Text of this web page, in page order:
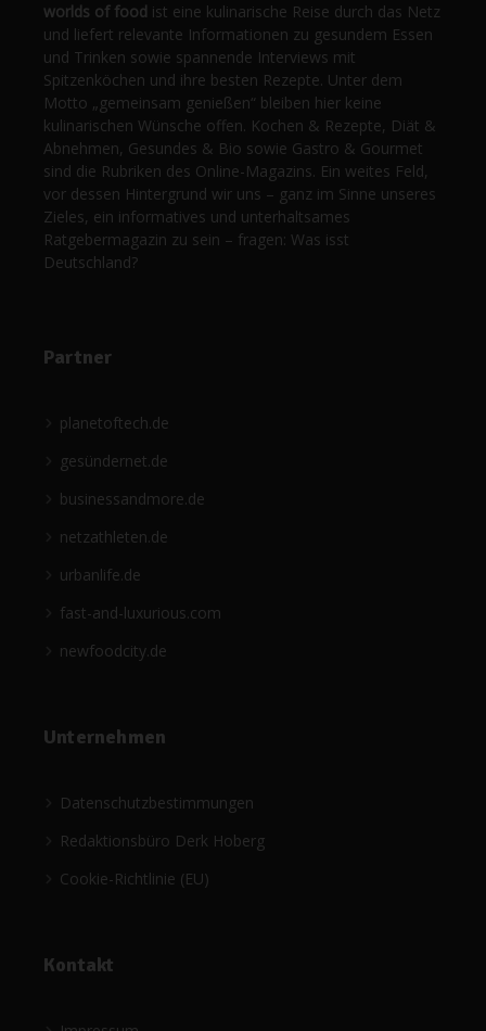
worlds of food ist eine kulinarische Reise durch das Netz
und liefert relevante Informationen zu gesundem Essen
und Trinken sowie spannende Interviews mit
Spitzenköchen und ihre besten Rezepte. Unter dem
Motto „gemeinsam genießen“ bleiben hier keine
kulinarischen Wünsche offen. Kochen & Rezepte, Diät &
Abnehmen, Gesundes & Bio sowie Gastro & Gourmet
sind die Rubriken des Online-Magazins. Ein weites Feld,
vor dessen Hintergrund wir uns – ganz im Sinne unseres
Zieles, ein informatives und unterhaltsames
Ratgebermagazin zu sein – fragen: Was isst
Deutschland?
Partner
planetoftech.de
gesündernet.de
businessandmore.de
netzathleten.de
urbanlife.de
fast-and-luxurious.com
newfoodcity.de
Unternehmen
Datenschutzbestimmungen
Redaktionsbüro Derk Hoberg
Cookie-Richtlinie (EU)
Kontakt